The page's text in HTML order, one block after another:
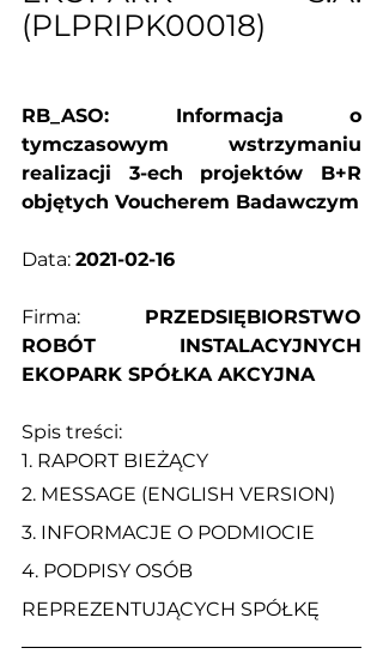
(PLPRIPK00018)
RB_ASO: Informacja o
tymczasowym wstrzymaniu
realizacji 3-ech projektów B+R
objętych Voucherem Badawczym
Data: 2021-02-16
Firma: PRZEDSIĘBIORSTWO
ROBÓT INSTALACYJNYCH
EKOPARK SPÓŁKA AKCYJNA
Spis treści:
1. RAPORT BIEŻĄCY
2. MESSAGE (ENGLISH VERSION)
3. INFORMACJE O PODMIOCIE
4. PODPISY OSÓB
REPREZENTUJĄCYCH SPÓŁKĘ